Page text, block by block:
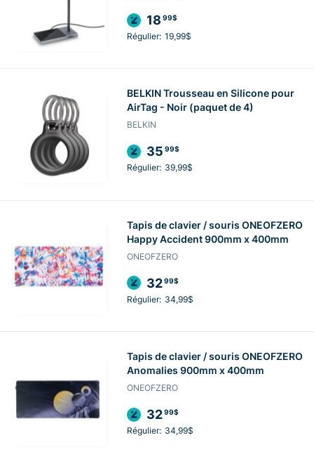
18 99$
Régulier: 19,99$
BELKIN Trousseau en Silicone pour
AirTag - Noir (paquet de 4)
BELKIN
35 99$
Régulier: 39,99$
Tapis de clavier / souris ONEOFZERO
Happy Accident 900mm x 400mm
ONEOFZERO
3299$
Régulier: 34,99$
Tapis de clavier / souris ONEOFZERO
Anomalies 900mm x 400mm
ONEOFZERO
3299$
Régulier: 34,99$